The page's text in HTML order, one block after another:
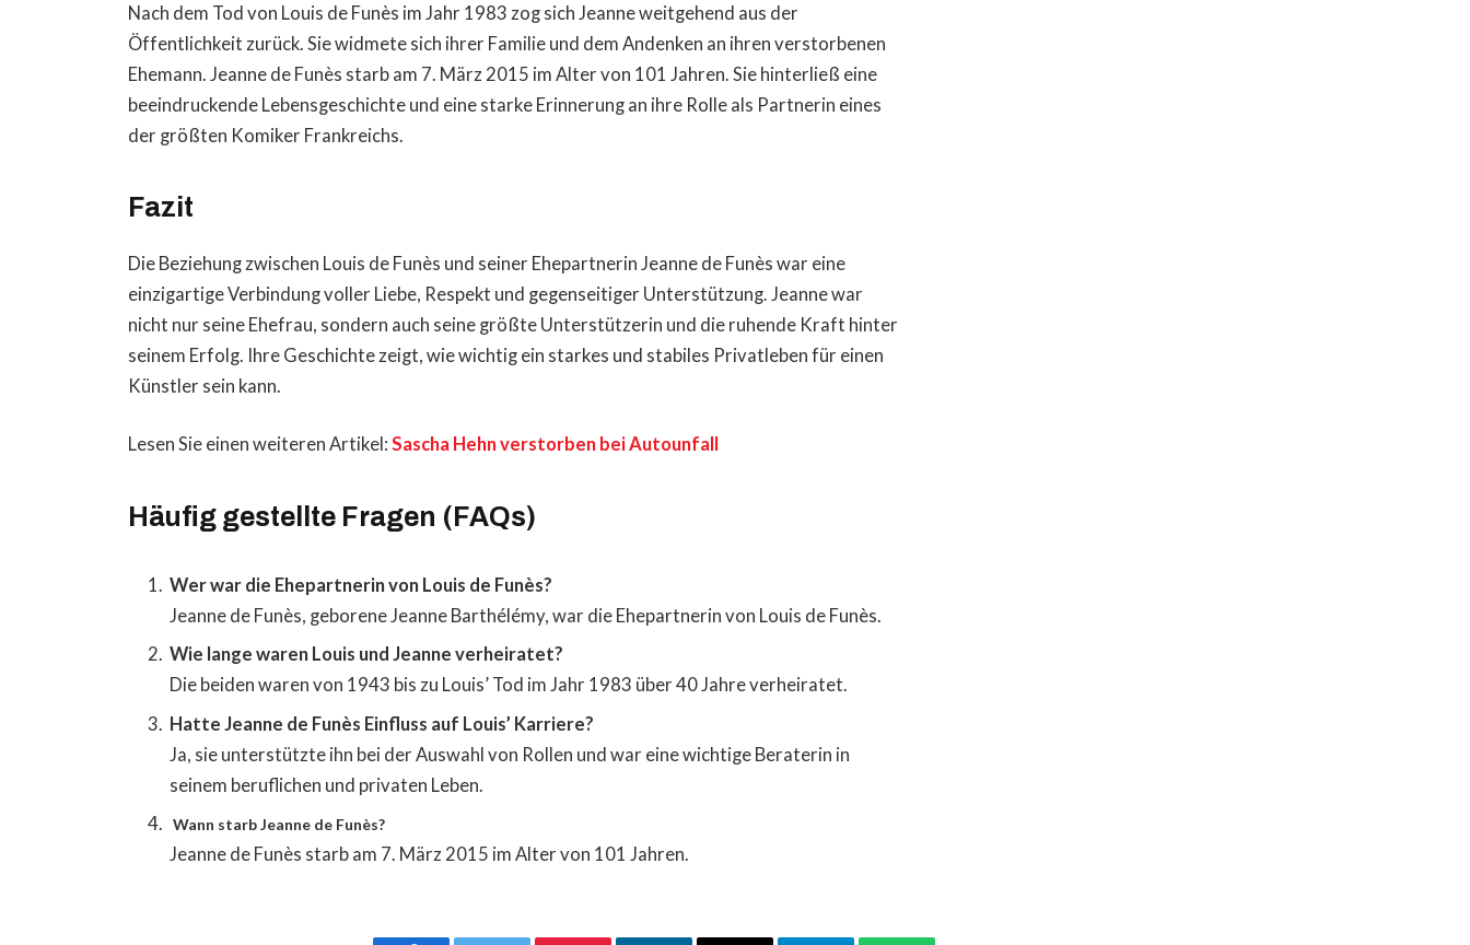
Nach dem Tod von Louis de Funès im Jahr 1983 zog sich Jeanne weitgehend aus der
Öffentlichkeit zurück. Sie widmete sich ihrer Familie und dem Andenken an ihren verstorbenen
Ehemann. Jeanne de Funès starb am 7. März 2015 im Alter von 101 Jahren. Sie hinterließ eine
beeindruckende Lebensgeschichte und eine starke Erinnerung an ihre Rolle als Partnerin eines
der größten Komiker Frankreichs.
Fazit
Die Beziehung zwischen Louis de Funès und seiner Ehepartnerin Jeanne de Funès war eine
einzigartige Verbindung voller Liebe, Respekt und gegenseitiger Unterstützung. Jeanne war
nicht nur seine Ehefrau, sondern auch seine größte Unterstützerin und die ruhende Kraft hinter
seinem Erfolg. Ihre Geschichte zeigt, wie wichtig ein starkes und stabiles Privatleben für einen
Künstler sein kann.
Lesen Sie einen weiteren Artikel: Sascha Hehn verstorben bei Autounfall
Häufig gestellte Fragen (FAQs)
Wer war die Ehepartnerin von Louis de Funès?
Jeanne de Funès, geborene Jeanne Barthélémy, war die Ehepartnerin von Louis de Funès.
Wie lange waren Louis und Jeanne verheiratet?
Die beiden waren von 1943 bis zu Louis’ Tod im Jahr 1983 über 40 Jahre verheiratet.
Hatte Jeanne de Funès Einfluss auf Louis’ Karriere?
Ja, sie unterstützte ihn bei der Auswahl von Rollen und war eine wichtige Beraterin in
seinem beruflichen und privaten Leben.
Wann starb Jeanne de Funès?
Jeanne de Funès starb am 7. März 2015 im Alter von 101 Jahren.